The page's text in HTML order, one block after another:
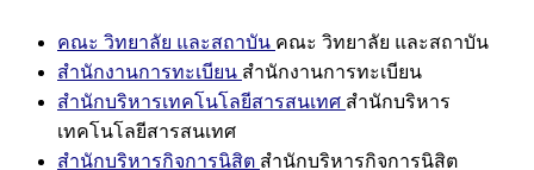
คณะ วิทยาลัย และสถาบัน คณะ วิทยาลัย และสถาบัน
สำนักงานการทะเบียน สำนักงานการทะเบียน
สำนักบริหารเทคโนโลยีสารสนเทศ สำนักบริหาร
เทคโนโลยีสารสนเทศ
สำนักบริหารกิจการนิสิต สำนักบริหารกิจการนิสิต